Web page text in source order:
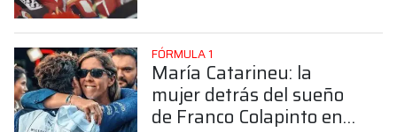
FÓRMULA 1
María Catarineu: la
mujer detrás del sueño
de Franco Colapinto en